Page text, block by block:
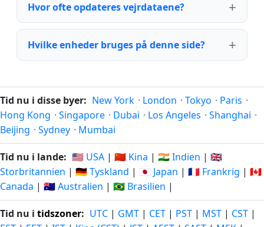
Hvor ofte opdateres vejrdataene?
Hvilke enheder bruges på denne side?
Tid nu i disse byer: New York · London · Tokyo · Paris ·
Hong Kong · Singapore · Dubai · Los Angeles · Shanghai ·
Beijing · Sydney · Mumbai
Tid nu i lande: 🇺🇸 USA | 🇨🇳 Kina | 🇮🇳 Indien | 🇬🇧
Storbritannien | 🇩🇪 Tyskland | 🇯🇵 Japan | 🇫🇷 Frankrig | 🇨🇦
Canada | 🇦🇺 Australien | 🇧🇷 Brasilien |
Tid nu i tidszoner: UTC | GMT | CET | PST | MST | CST |